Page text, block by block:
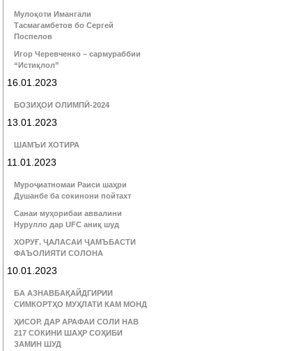
Мулоқоти Имангали
Тасмагамбетов бо Сергей
Поспелов
Игор Черевченко – сармураббии
“Истиқлол”
16.01.2023
БОЗИҲОИ ОЛИМПӢ-2024
13.01.2023
ШАМЪИ ХОТИРА
11.01.2023
Муроҷиатномаи Раиси шаҳри
Душанбе ба сокинони пойтахт
Санаи муҳорибаи аввалини
Нурулло дар UFC аниқ шуд
ХОРУҒ. ҶАЛАСАИ ҶАМЪБАСТИ
ФАЪОЛИЯТИ СОЛОНА
10.01.2023
БА АЗНАВБАҚАЙДГИРИИ
СИМКОРТҲО МУҲЛАТИ КАМ МОНД
ҲИСОР. ДАР АРАФАИ СОЛИ НАВ
217 СОКИНИ ШАҲР СОҲИБИ
ЗАМИН ШУД